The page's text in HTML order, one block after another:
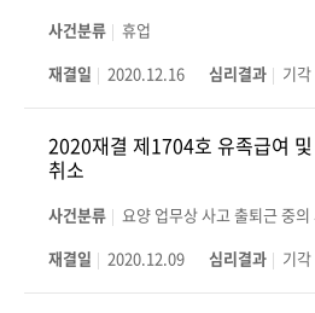
사건분류
휴업
재결일
2020.12.16 심리결과 기각
2020재결 제1704호 유족급여
취소
사건분류
요양 업무상 사고 출퇴근 중의
재결일
2020.12.09 심리결과 기각